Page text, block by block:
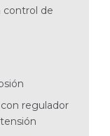
control de
regulador